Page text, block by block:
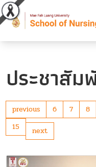
ประชาสัม
previous 6 7 8
15
next